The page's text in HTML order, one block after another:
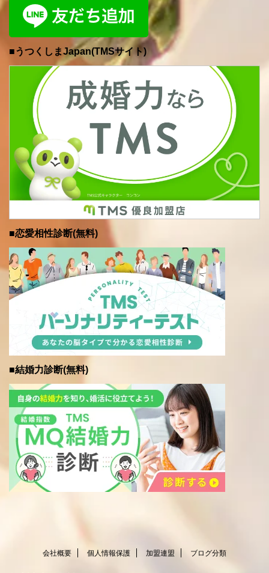
■うつくしまJapan(TMSサイト)
■恋愛相性診断(無料)
■結婚力診断(無料)
会社概要 個人情報保護 加盟連盟 ブログ分類